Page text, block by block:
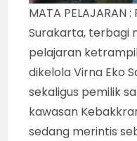
MATA
Surakarta, terbagi
pelajaran
dikelola Virna Eko
sekaligus pemilik
kawasan
sedang merintis